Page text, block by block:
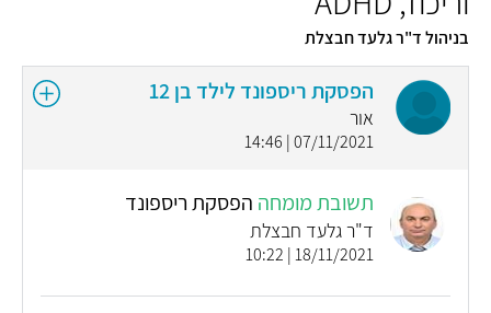
בניהול ד"ר גלעד חבצלת
הפסקת ריספונד לילד בן 12
אור
07/11/2021 | 14:46
תשובת מומחה הפסקת ריספונד
ד"ר גלעד חבצלת
18/11/2021 | 10:22